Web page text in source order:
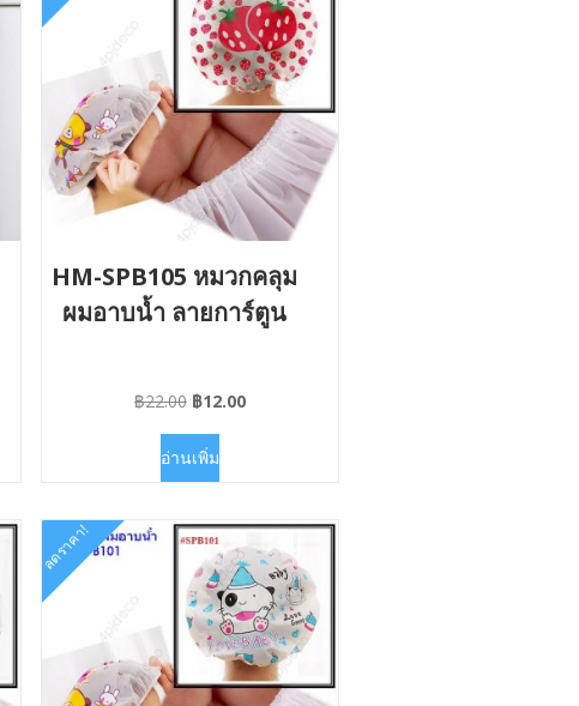
HM-SPB105 หมวกคลุม
ผมอาบน้ำ ลายการ์ตูน
฿22.00 Original
was:
฿12.00Current
อ่านเพิ่ม
ลดราคา!